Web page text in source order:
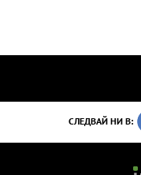
СЛЕДВАЙ НИ В: